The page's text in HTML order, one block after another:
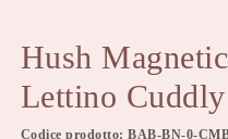
Hush
Lettino
Codice prodotto: BAB-BN-0-